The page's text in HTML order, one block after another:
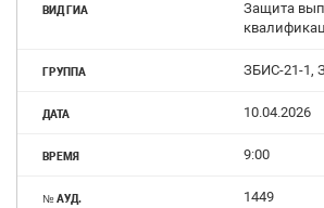
Защита
ЗБИС-21-1,
10.04.2026
9:00
1449